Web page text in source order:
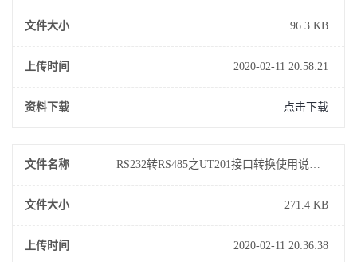
文件大小 96.3 KB
上传时间 2020-02-11 20:58:21
资料下载 点击下载
文件名称 RS232转RS485之UT201接口转换使用说明书
文件大小 271.4 KB
上传时间 2020-02-11 20:36:38